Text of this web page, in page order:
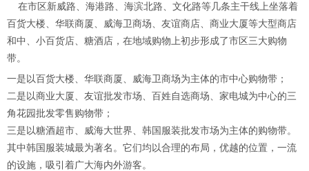
在市区新威路、海港路、海滨北路、文化路等几条主干线上坐落着
百货大楼、华联商厦、威海卫商场、友谊商店、商业大厦等大型商店
和中、小百货店、糖酒店，在地域购物上初步形成了市区三大购物
带。
一是以百货大楼、华联商厦、威海卫商场为主体的市中心购物带；
二是以商业大厦、友谊批发市场、百姓自选商场、家电城为中心的三
角花园批发零售购物带；
三是以糖酒超市、威海大世界、韩国服装批发市场为主体的购物带。
其中韩国服装城最为著名。它们均以合理的布局，优越的位置，一流
的设施，吸引着广大海内外游客。